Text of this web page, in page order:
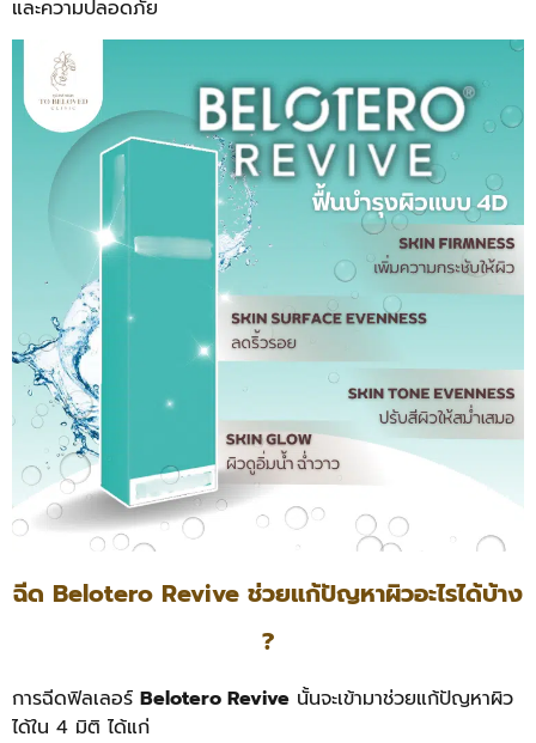
และความปลอดภัย
ฉีด Belotero Revive ช่วยแก้ปัญหาผิวอะไรได้บ้าง
?
การฉีดฟิลเลอร์ Belotero Revive นั้นจะเข้ามาช่วยแก้ปัญหาผิว
ได้ใน 4 มิติ ได้แก่